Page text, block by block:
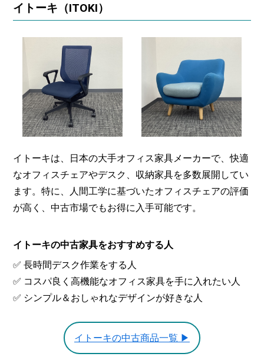
イトーキ（ITOKI）
イトーキは、日本の大手オフィス家具メーカーで、快適
なオフィスチェアやデスク、収納家具を多数展開してい
ます。特に、人間工学に基づいたオフィスチェアの評価
が高く、中古市場でもお得に入手可能です。
イトーキの中古家具をおすすめする人
✅ 長時間デスク作業をする人
✅ コスパ良く高機能なオフィス家具を手に入れたい人
✅ シンプル＆おしゃれなデザインが好きな人
イトーキの中古商品一覧 ▶